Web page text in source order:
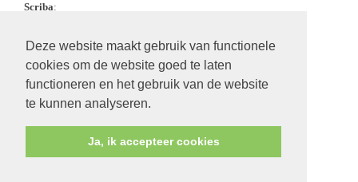
Deze website maakt gebruik van functionele
cookies om de website goed te laten
functioneren en het gebruik van de website
te kunnen analyseren.
Ja, ik accepteer cookies
Scriba:
kerkrentm.groenetuinkerk@gmail.com
Diaconie:
diaconie.groenetuinkerk@gmail.com
Predikant: ds. Stèphan Kurtzahn:
stephankurtzahn@kpnmail.nl